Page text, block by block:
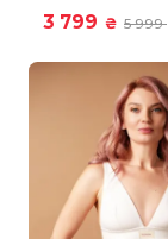
3 799 ₴ 5 999